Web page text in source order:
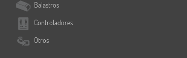
Balastros
Controladores
Otros